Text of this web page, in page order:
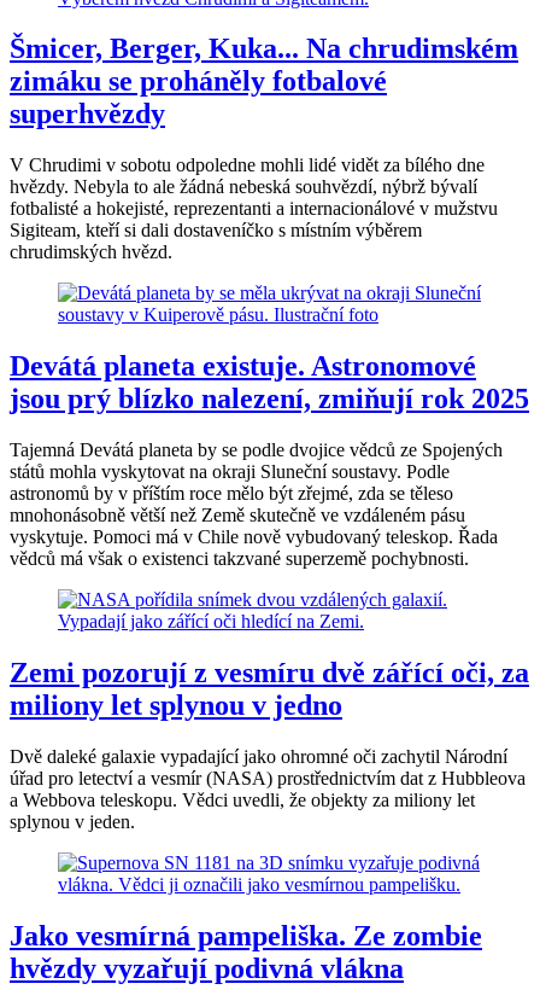
Šmicer, Berger, Kuka... Na chrudimském
zimáku se proháněly fotbalové
superhvězdy
V Chrudimi v sobotu odpoledne mohli lidé vidět za bílého dne
hvězdy. Nebyla to ale žádná nebeská souhvězdí, nýbrž bývalí
fotbalisté a hokejisté, reprezentanti a internacionálové v mužstvu
Sigiteam, kteří si dali dostaveníčko s místním výběrem
chrudimských hvězd.
Devátá planeta existuje. Astronomové
jsou prý blízko nalezení, zmiňují rok 2025
Tajemná Devátá planeta by se podle dvojice vědců ze Spojených
států mohla vyskytovat na okraji Sluneční soustavy. Podle
astronomů by v příštím roce mělo být zřejmé, zda se těleso
mnohonásobně větší než Země skutečně ve vzdáleném pásu
vyskytuje. Pomoci má v Chile nově vybudovaný teleskop. Řada
vědců má však o existenci takzvané superzemě pochybnosti.
Zemi pozorují z vesmíru dvě zářící oči, za
miliony let splynou v jedno
Dvě daleké galaxie vypadající jako ohromné oči zachytil Národní
úřad pro letectví a vesmír (NASA) prostřednictvím dat z Hubbleova
a Webbova teleskopu. Vědci uvedli, že objekty za miliony let
splynou v jeden.
Jako vesmírná pampeliška. Ze zombie
hvězdy vyzařují podivná vlákna